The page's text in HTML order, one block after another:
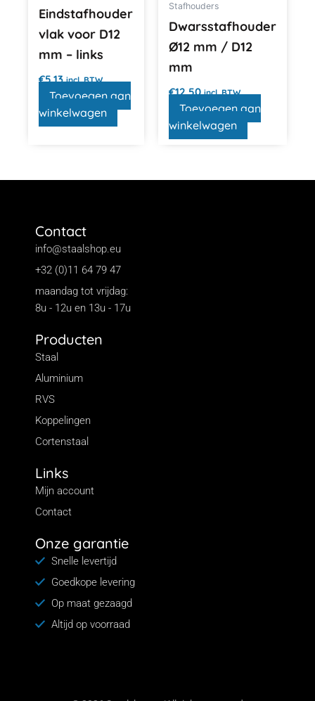
Eindstafhouder
vlak voor D12
mm – links
€5,13 incl. BTW
Toevoegen aan
winkelwagen
Stafhouders
Dwarsstafhouder
Ø12 mm / D12
mm
€12,50 incl. BTW
Toevoegen aan
winkelwagen
Contact
info@staalshop.eu
+32 (0)11 64 79 47
maandag tot vrijdag:
8u - 12u en 13u - 17u
Producten
Staal
Aluminium
RVS
Koppelingen
Cortenstaal
Links
Mijn account
Contact
Onze garantie
Snelle levertijd
Goedkope levering
Op maat gezaagd
Altijd op voorraad